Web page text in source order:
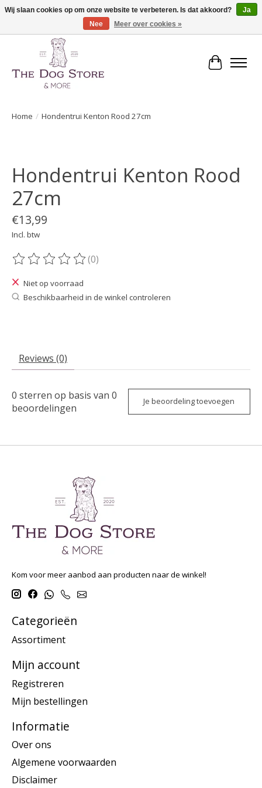
De speciaalzaak in hondenartikelen en meer!
Home / Hondentrui Kenton Rood 27cm
Hondentrui Kenton Rood
27cm
€13,99
Incl. btw
De beoordeling van dit product is
(0)
Niet op voorraad
Beschikbaarheid in de winkel controleren
Reviews (0)
0 sterren op basis van 0
beoordelingen
Je beoordeling toevoegen
Kom voor meer aanbod aan producten naar de winkel!
Categorieën
Assortiment
Mijn account
Registreren
Mijn bestellingen
Informatie
Over ons
Algemene voorwaarden
Disclaimer
Wij slaan cookies op om onze website te verbeteren. Is dat akkoord?
Ja
Nee
Meer over cookies »